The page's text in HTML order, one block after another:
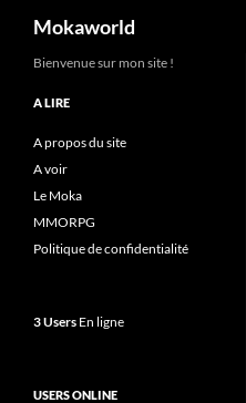
Aller
Mokaworld
Bienvenue sur mon site !
A LIRE
A propos du site
A voir
Le Moka
MMORPG
Politique de confidentialité
3 Users En ligne
USERS ONLINE